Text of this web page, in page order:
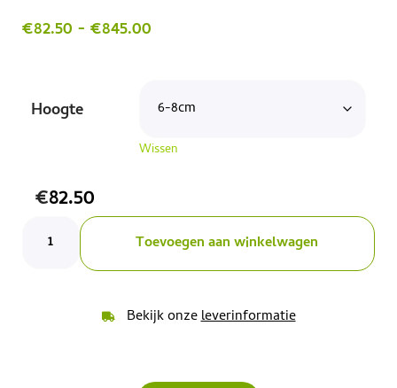
€82.50 - €845.00
Hoogte
Wissen
€82.50
Toevoegen aan winkelwagen
Bekijk onzeleverinformatie